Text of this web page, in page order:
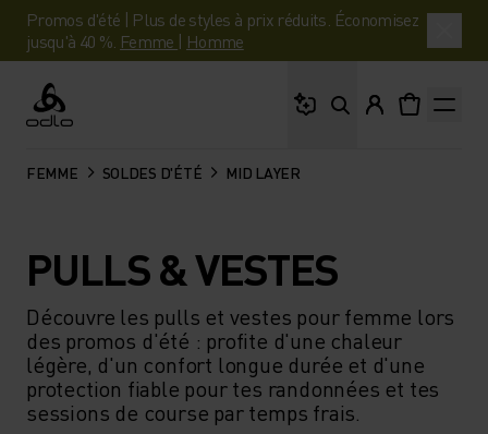
Promos d'été | Plus de styles à prix réduits. Économisez
jusqu'à 40 %. Femme | Homme
Odlo
FEMME SOLDES D'ÉTÉ MID LAYER
PULLS & VESTES
Découvre les pulls et vestes pour femme lors
des promos d'été : profite d'une chaleur
légère, d'un confort longue durée et d'une
protection fiable pour tes randonnées et tes
sessions de course par temps frais.